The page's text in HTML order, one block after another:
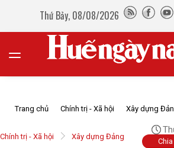
Thứ Bảy, 08/08/2026
Trang chủ Chính trị - Xã hội Xây dựng
Chính trị - Xã hội Xây dựng Đảng